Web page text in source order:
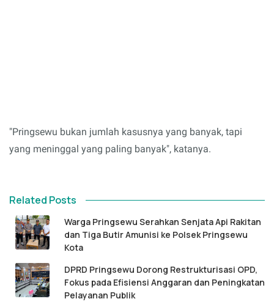
"Pringsewu bukan jumlah kasusnya yang banyak, tapi
yang meninggal yang paling banyak", katanya.
Related Posts
Warga Pringsewu Serahkan Senjata Api Rakitan
dan Tiga Butir Amunisi ke Polsek Pringsewu
Kota
DPRD Pringsewu Dorong Restrukturisasi OPD,
Fokus pada Efisiensi Anggaran dan Peningkatan
Pelayanan Publik